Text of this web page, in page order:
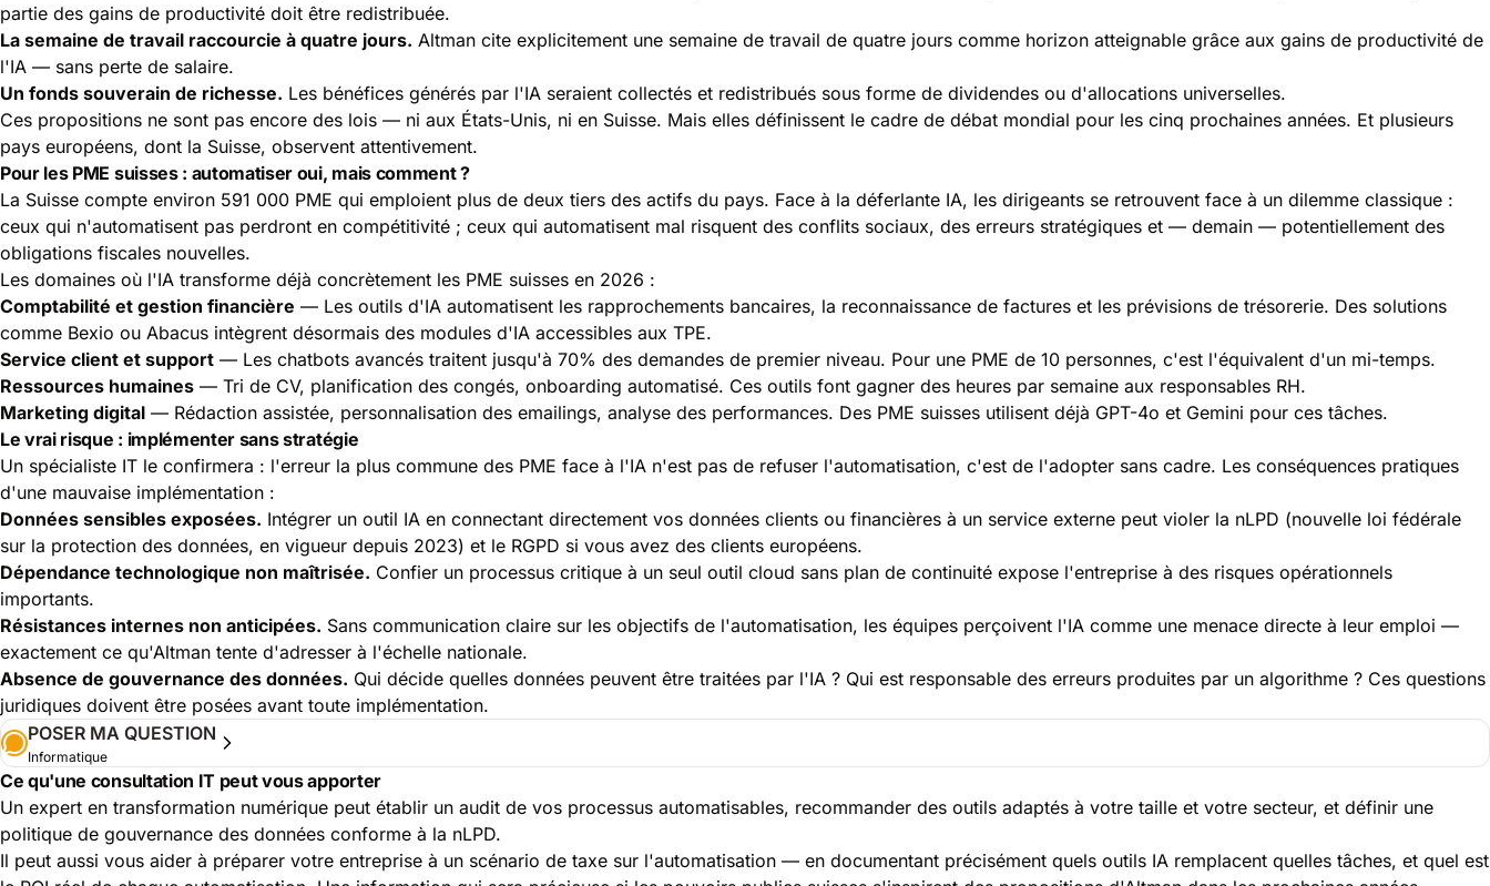
partie des gains de productivité doit être redistribuée.
La semaine de travail raccourcie à quatre jours. Altman cite explicitement une semaine de travail de quatre jours comme horizon atteignable grâce aux gains de productivité de
l'IA — sans perte de salaire.
Un fonds souverain de richesse. Les bénéfices générés par l'IA seraient collectés et redistribués sous forme de dividendes ou d'allocations universelles.
Ces propositions ne sont pas encore des lois — ni aux États-Unis, ni en Suisse. Mais elles définissent le cadre de débat mondial pour les cinq prochaines années. Et plusieurs
pays européens, dont la Suisse, observent attentivement.
Pour les PME suisses : automatiser oui, mais comment ?
La Suisse compte environ 591 000 PME qui emploient plus de deux tiers des actifs du pays. Face à la déferlante IA, les dirigeants se retrouvent face à un dilemme classique :
ceux qui n'automatisent pas perdront en compétitivité ; ceux qui automatisent mal risquent des conflits sociaux, des erreurs stratégiques et — demain — potentiellement des
obligations fiscales nouvelles.
Les domaines où l'IA transforme déjà concrètement les PME suisses en 2026 :
Comptabilité et gestion financière — Les outils d'IA automatisent les rapprochements bancaires, la reconnaissance de factures et les prévisions de trésorerie. Des solutions
comme Bexio ou Abacus intègrent désormais des modules d'IA accessibles aux TPE.
Service client et support — Les chatbots avancés traitent jusqu'à 70% des demandes de premier niveau. Pour une PME de 10 personnes, c'est l'équivalent d'un mi-temps.
Ressources humaines — Tri de CV, planification des congés, onboarding automatisé. Ces outils font gagner des heures par semaine aux responsables RH.
Marketing digital — Rédaction assistée, personnalisation des emailings, analyse des performances. Des PME suisses utilisent déjà GPT-4o et Gemini pour ces tâches.
Le vrai risque : implémenter sans stratégie
Un spécialiste IT le confirmera : l'erreur la plus commune des PME face à l'IA n'est pas de refuser l'automatisation, c'est de l'adopter sans cadre. Les conséquences pratiques
d'une mauvaise implémentation :
Données sensibles exposées. Intégrer un outil IA en connectant directement vos données clients ou financières à un service externe peut violer la nLPD (nouvelle loi fédérale
sur la protection des données, en vigueur depuis 2023) et le RGPD si vous avez des clients européens.
Dépendance technologique non maîtrisée. Confier un processus critique à un seul outil cloud sans plan de continuité expose l'entreprise à des risques opérationnels
importants.
Résistances internes non anticipées. Sans communication claire sur les objectifs de l'automatisation, les équipes perçoivent l'IA comme une menace directe à leur emploi —
exactement ce qu'Altman tente d'adresser à l'échelle nationale.
Absence de gouvernance des données. Qui décide quelles données peuvent être traitées par l'IA ? Qui est responsable des erreurs produites par un algorithme ? Ces questions
juridiques doivent être posées avant toute implémentation.
POSER MA QUESTION
Informatique
Ce qu'une consultation IT peut vous apporter
Un expert en transformation numérique peut établir un audit de vos processus automatisables, recommander des outils adaptés à votre taille et votre secteur, et définir une
politique de gouvernance des données conforme à la nLPD.
Il peut aussi vous aider à préparer votre entreprise à un scénario de taxe sur l'automatisation — en documentant précisément quels outils IA remplacent quelles tâches, et quel est